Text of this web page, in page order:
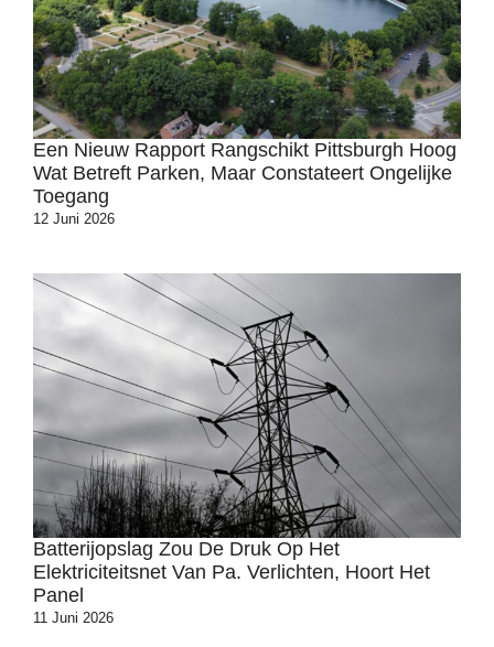
Een Nieuw Rapport Rangschikt Pittsburgh Hoog
Wat Betreft Parken, Maar Constateert Ongelijke
Toegang
12 Juni 2026
Batterijopslag Zou De Druk Op Het
Elektriciteitsnet Van Pa. Verlichten, Hoort Het
Panel
11 Juni 2026